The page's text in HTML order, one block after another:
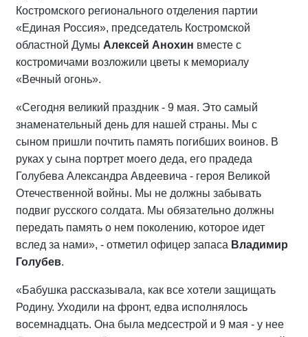
Костромского регионального отделения партии
«Единая Россия», председатель Костромской
областной Думы Алексей Анохин вместе с
костромичами возложили цветы к мемориалу
«Вечный огонь».
«Сегодня великий праздник - 9 мая. Это самый
знаменательный день для нашей страны. Мы с
сыном пришли почтить память погибших воинов. В
руках у сына портрет моего деда, его прадеда
Голубева Александра Авдеевича - героя Великой
Отечественной войны. Мы не должны забывать
подвиг русского солдата. Мы обязательно должны
передать память о нем поколению, которое идет
вслед за нами», - отметил офицер запаса Владимир
Голубев.
«Бабушка рассказывала, как все хотели защищать
Родину. Уходили на фронт, едва исполнялось
восемнадцать. Она была медсестрой и 9 мая - у нее